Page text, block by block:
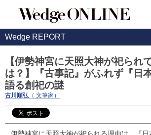
Wedge REPORT
【伊勢神宮に天照大神が祀られ
は？】『古事記』がふれず『日
語る創祀の謎
古川順弘 （ 文筆家）